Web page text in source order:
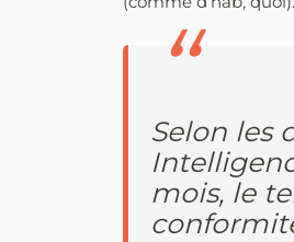
Selon les
mois, le